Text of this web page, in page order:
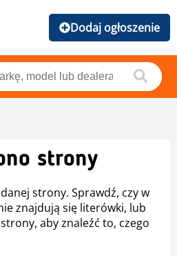
Dodaj ogłoszenie
strony
strony. Sprawdź, czy w
znajdują się literówki, lub
aby znaleźć to, czego